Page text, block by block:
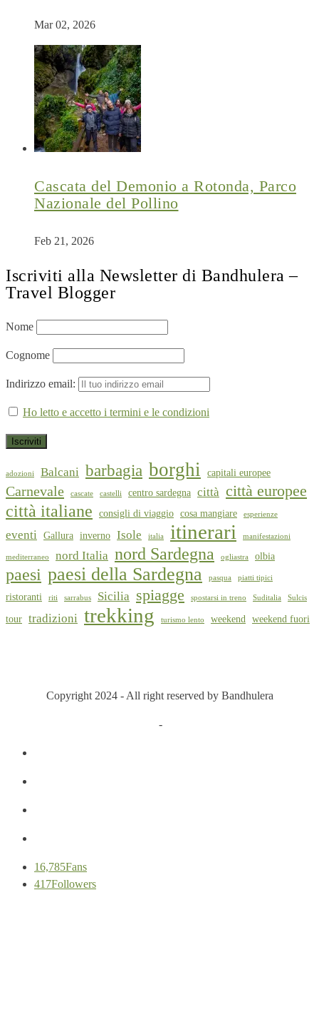
Mar 02, 2026
Cascata del Demonio a Rotonda, Parco
Nazionale del Pollino
Feb 21, 2026
Iscriviti alla Newsletter di Bandhulera –
Travel Blogger
Nome
Cognome
Indirizzo email:
Ho letto e accetto i termini e le condizioni
adozioni Balcani barbagia borghi capitali europee
Carnevale cascate castelli centro sardegna città città europee
città italiane consigli di viaggio cosa mangiare esperienze
eventi Gallura inverno Isole italia itinerari manifestazioni
mediterraneo nord Italia nord Sardegna ogliastra olbia
paesi paesi della Sardegna pasqua piatti tipici
ristoranti riti sarrabus Sicilia spiagge spostarsi in treno Suditalia Sulcis
tour tradizioni trekking turismo lento weekend weekend fuori
Copyright 2024 - All right reserved by Bandhulera
-
16,785Fans
417Followers